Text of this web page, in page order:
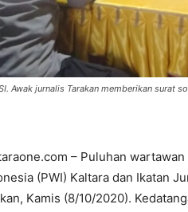
Awak jurnalis Tarakan memberikan surat
– Puluhan
(PWI) Kaltara dan Ikatan
Kamis (8/10/2020).